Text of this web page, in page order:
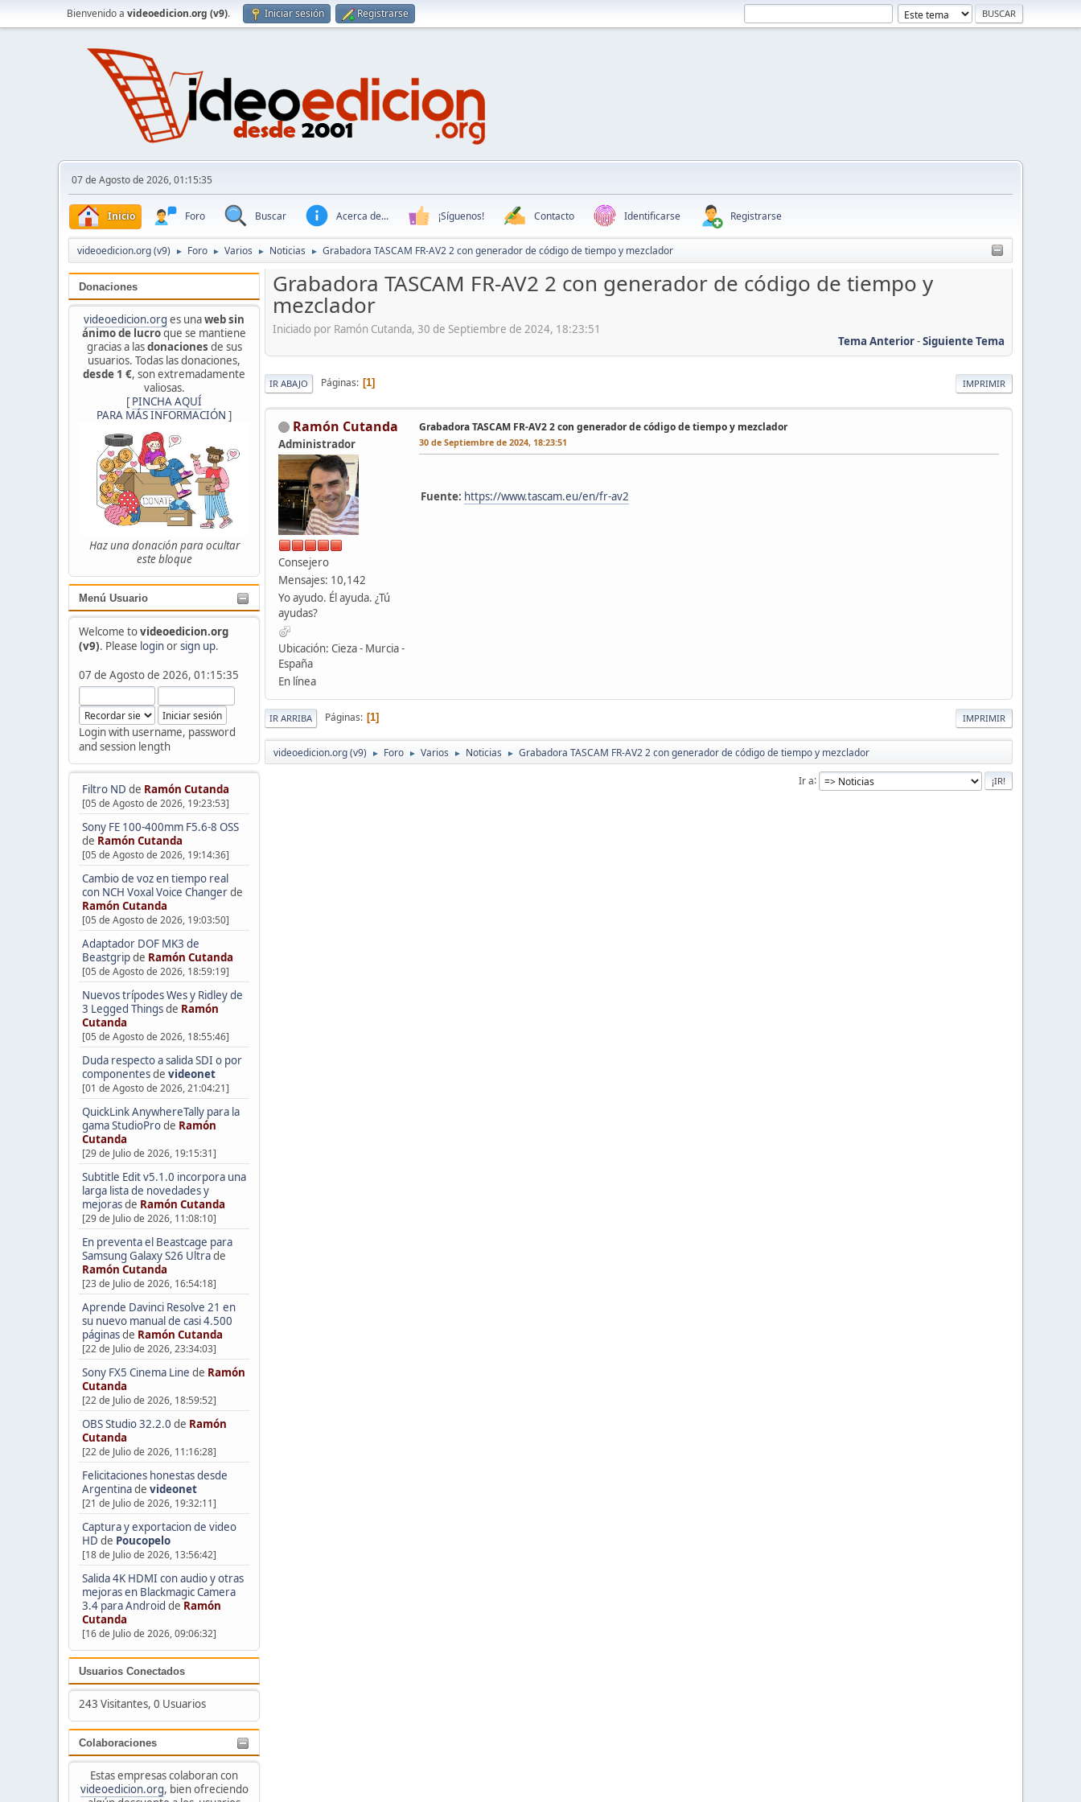
Bienvenido a videoedicion.org (v9). Iniciar sesión Registrarse
07 de Agosto de 2026, 01:15:35
Inicio Foro Buscar Acerca de... ¡Síguenos! Contacto Identificarse Registrarse
videoedicion.org (v9) ► Foro ► Varios ► Noticias ► Grabadora TASCAM FR-AV2 2 con generador de código de tiempo y mezclador
Donaciones
videoedicion.org es unaweb sin
ánimo de lucroque se mantiene
gracias a lasdonaciones de sus
usuarios. Todas las donaciones,
desde 1 €, son extremadamente
valiosas.
[ PINCHA AQUÍ
PARA MÁS INFORMACIÓN ]
Haz una donación para ocultar
este bloque
Menú Usuario
Welcome tovideoedicion.org
(v9). Please loginorsign up.
07 de Agosto de 2026, 01:15:35
Login with username, password
and session length
Filtro ND de Ramón Cutanda
[05 de Agosto de 2026, 19:23:53]
Sony FE 100-400mm F5.6-8 OSS
de Ramón Cutanda
[05 de Agosto de 2026, 19:14:36]
Cambio de voz en tiempo real
con NCH Voxal Voice Changerde
Ramón Cutanda
[05 de Agosto de 2026, 19:03:50]
Adaptador DOF MK3 de
Beastgripde Ramón Cutanda
[05 de Agosto de 2026, 18:59:19]
Nuevos trípodes Wes y Ridley de
3 Legged Thingsde Ramón
Cutanda
[05 de Agosto de 2026, 18:55:46]
Duda respecto a salida SDI o por
componentesde videonet
[01 de Agosto de 2026, 21:04:21]
QuickLink AnywhereTally para la
gama StudioProde Ramón
Cutanda
[29 de Julio de 2026, 19:15:31]
Subtitle Edit v5.1.0 incorpora una
larga lista de novedades y
mejorasde Ramón Cutanda
[29 de Julio de 2026, 11:08:10]
En preventa el Beastcage para
Samsung Galaxy S26 Ultrade
Ramón Cutanda
[23 de Julio de 2026, 16:54:18]
Aprende Davinci Resolve 21 en
su nuevo manual de casi 4.500
páginasde Ramón Cutanda
[22 de Julio de 2026, 23:34:03]
Sony FX5 Cinema Line de Ramón
Cutanda
[22 de Julio de 2026, 18:59:52]
OBS Studio 32.2.0 de Ramón
Cutanda
[22 de Julio de 2026, 11:16:28]
Felicitaciones honestas desde
Argentinade videonet
[21 de Julio de 2026, 19:32:11]
Captura y exportacion de video
HD de Poucopelo
[18 de Julio de 2026, 13:56:42]
Salida 4K HDMI con audio y otras
mejoras en Blackmagic Camera
3.4 para Android de Ramón
Cutanda
[16 de Julio de 2026, 09:06:32]
Usuarios Conectados
243 Visitantes, 0 Usuarios
Colaboraciones
Estas empresas colaboran con
videoedicion.org, bien ofreciendo
Grabadora TASCAM FR-AV2 2 con generador de código de tiempo y
mezclador
Iniciado por Ramón Cutanda, 30 de Septiembre de 2024, 18:23:51
Tema Anterior-Siguiente Tema
IMPRIMIR
IR ABAJO Páginas 1
Ramón Cutanda
Administrador
Consejero
Mensajes: 10,142
Yo ayudo. Él ayuda. ¿Tú
ayudas?
Ubicación: Cieza - Murcia -
España
En línea
Grabadora TASCAM FR-AV2 2 con generador de código de tiempo y mezclador
30 de Septiembre de 2024, 18:23:51
Fuente: https://www.tascam.eu/en/fr-av2
IMPRIMIR
IR ARRIBA Páginas 1
videoedicion.org (v9) ► Foro ► Varios ► Noticias ► Grabadora TASCAM FR-AV2 2 con generador de código de tiempo y mezclador
Ir a